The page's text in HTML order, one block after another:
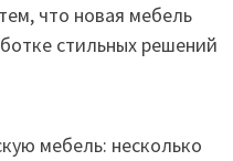
что новая мебель
стильных решений
мебель: несколько